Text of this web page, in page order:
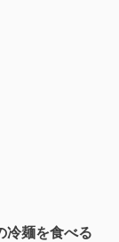
冷麺を食べる